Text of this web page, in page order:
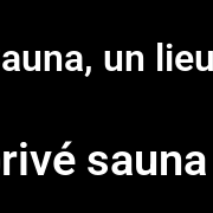
un